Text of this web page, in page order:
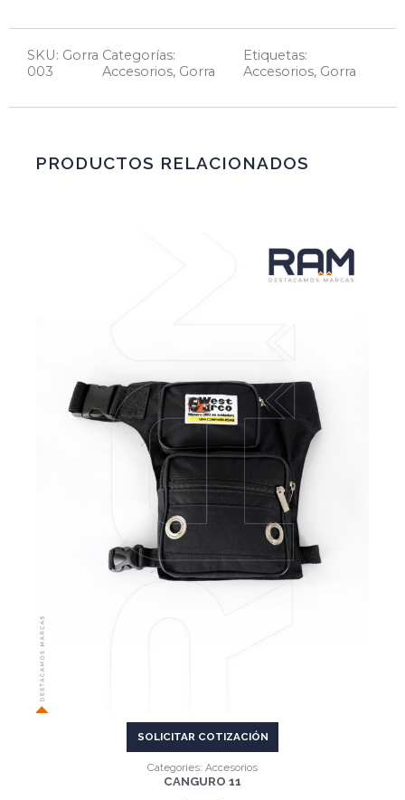
SKU: Gorra
003
Categorías:
Accesorios, Gorra
Etiquetas:
Accesorios, Gorra
PRODUCTOS RELACIONADOS
VER MÁS
SOLICITAR COTIZACIÓN
Categories: Accesorios
CANGURO 11